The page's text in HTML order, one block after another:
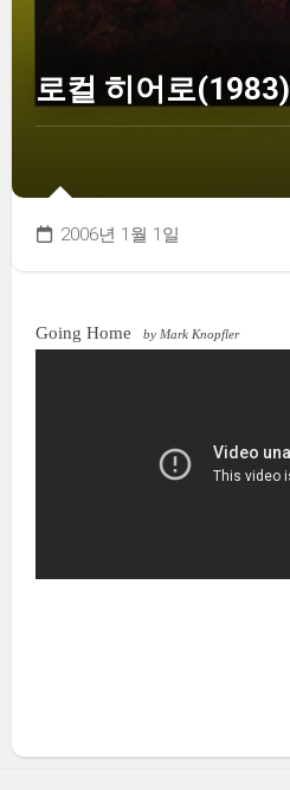
로컬 히어로(1983)
2006년 1월 1일
Going Home by Mark Knopfler